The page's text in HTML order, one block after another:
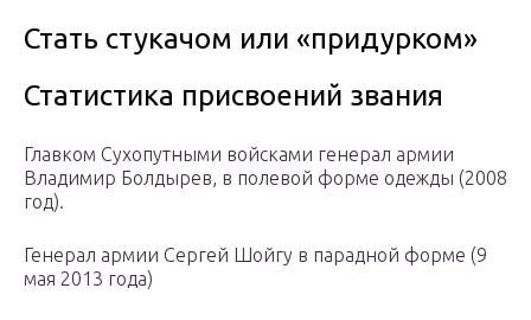
Стать стукачом или «придурком»
Статистика присвоений звания
Главком Сухопутными войсками генерал армии
Владимир Болдырев, в полевой форме одежды (2008
год).
Генерал армии Сергей Шойгу в парадной форме (9
мая 2013 года)